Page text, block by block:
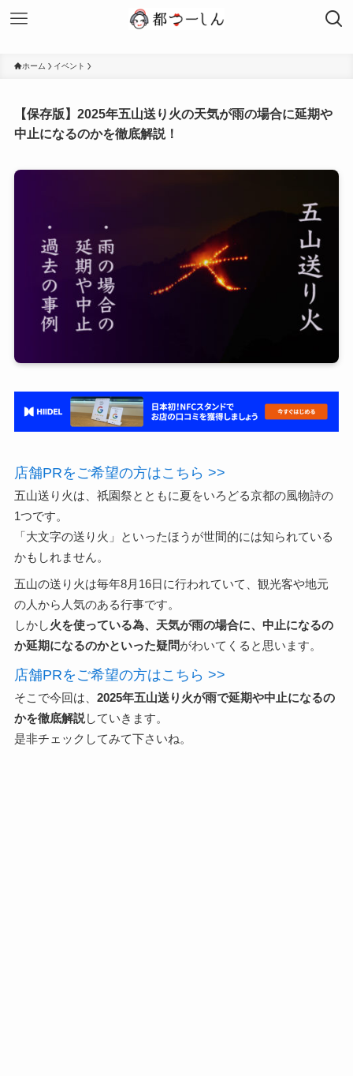
ホーム イベント
【保存版】2025年五山送り火の天気が雨の場合に延期や
中止になるのかを徹底解説！
店舗PRをご希望の方はこちら >>
五山送り火は、祇園祭とともに夏をいろどる京都の風物詩の
1つです。
「大文字の送り火」といったほうが世間的には知られている
かもしれません。
五山の送り火は毎年8月16日に行われていて、観光客や地元
の人から人気のある行事です。
しかし火を使っている為、天気が雨の場合に、中止になるの
か延期になるのかといった疑問がわいてくると思います。
店舗PRをご希望の方はこちら >>
そこで今回は、 2025年五山送り火が雨で延期や中止になるの
かを徹底解説していきます。
是非チェックしてみて下さいね。